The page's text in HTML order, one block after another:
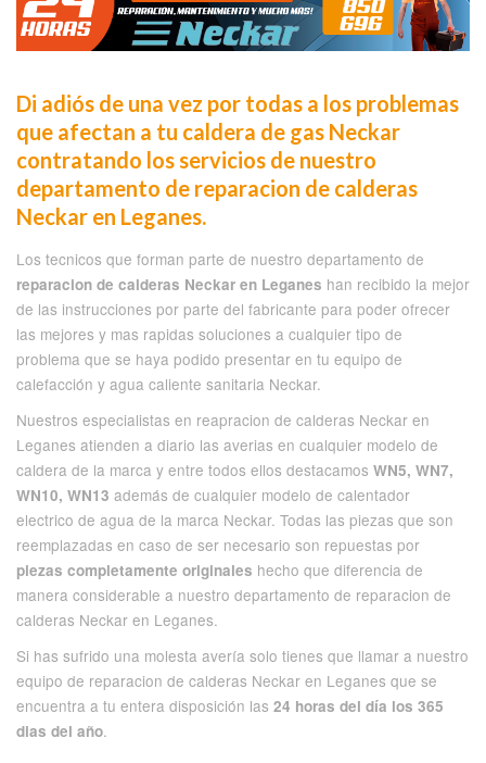
Di adiós de una vez por todas a los problemas
que afectan a tu caldera de gas Neckar
contratando los servicios de nuestro
departamento de reparacion de calderas
Neckar en Leganes.
Los tecnicos que forman parte de nuestro departamento de
reparacion de calderas Neckar en Leganes han recibido la mejor
de las instrucciones por parte del fabricante para poder ofrecer
las mejores y mas rapidas soluciones a cualquier tipo de
problema que se haya podido presentar en tu equipo de
calefacción y agua caliente sanitaria Neckar.
Nuestros especialistas en reapracion de calderas Neckar en
Leganes atienden a diario las averias en cualquier modelo de
caldera de la marca y entre todos ellos destacamos WN5, WN7,
WN10, WN13 además de cualquier modelo de calentador
electrico de agua de la marca Neckar. Todas las piezas que son
reemplazadas en caso de ser necesario son repuestas por
piezas completamente originales hecho que diferencia de
manera considerable a nuestro departamento de reparacion de
calderas Neckar en Leganes.
Si has sufrido una molesta avería solo tienes que llamar a nuestro
equipo de reparacion de calderas Neckar en Leganes que se
encuentra a tu entera disposición las 24 horas del día los 365
dias del año.